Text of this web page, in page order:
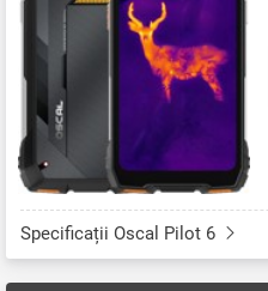
Specificații Oscal Pilot 6